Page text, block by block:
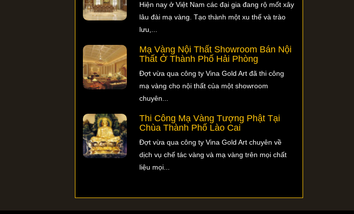
Hiện nay ở Việt Nam các đại gia đang rộ mốt xây
lâu đài mạ vàng. Tạo thành một xu thế và trào
lưu,...
Mạ Vàng Nội Thất Showroom Bán Nội
Thất Ở Thành Phố Hải Phòng
Đợt vừa qua công ty Vina Gold Art đã thi công
mạ vàng cho nội thất của một showroom
chuyên...
Thi Công Mạ Vàng Tượng Phật Tại
Chùa Thành Phố Lào Cai
Đợt vừa qua công ty Vina Gold Art chuyên về
dịch vụ chế tác vàng và mạ vàng trên mọi chất
liệu mọi...